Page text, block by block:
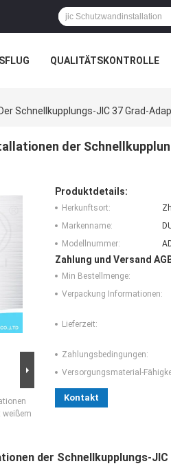
QUALITÄTSKONTROLLE
Schnellkupplungs-JIC 37 Grad-
der
weißem
Produktdetails:
Herkunftsort:
Markenname:
Modellnummer:
Zahlung und Versand
Min Bestellmenge:
Verpackung Informationen:
Lieferzeit:
Zahlungsbedingungen:
Versorgungsmaterial-
Kontakt
der Schnellkupplungs-